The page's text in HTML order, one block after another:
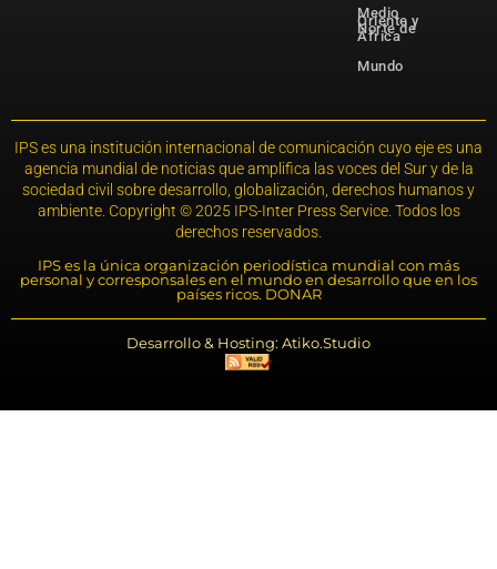
Medio
Oriente y
Norte de
África
Mundo
IPS es una institución internacional de comunicación cuyo eje es una
agencia mundial de noticias que amplifica las voces del Sur y de la
sociedad civil sobre desarrollo, globalización, derechos humanos y
ambiente. Copyright © 2025 IPS-Inter Press Service. Todos los
derechos reservados.
IPS es la única organización periodística mundial con más
personal y corresponsales en el mundo en desarrollo que en los
países ricos. DONAR
Desarrollo & Hosting: Atiko.Studio